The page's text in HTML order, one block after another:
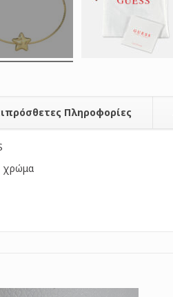
Πληροφορίες
χρώμα